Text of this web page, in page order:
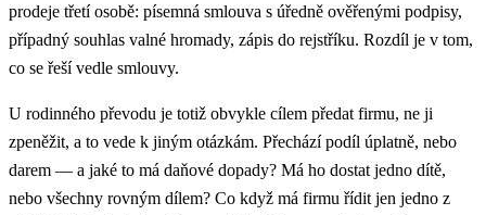
prodeje třetí osobě: písemná smlouva s úředně ověřenými podpisy,
případný souhlas valné hromady, zápis do rejstříku. Rozdíl je v tom,
co se řeší vedle smlouvy.
U rodinného převodu je totiž obvykle cílem předat firmu, ne ji
zpeněžit, a to vede k jiným otázkám. Přechází podíl úplatně, nebo
darem — a jaké to má daňové dopady? Má ho dostat jedno dítě,
nebo všechny rovným dílem? Co když má firmu řídit jen jedno z